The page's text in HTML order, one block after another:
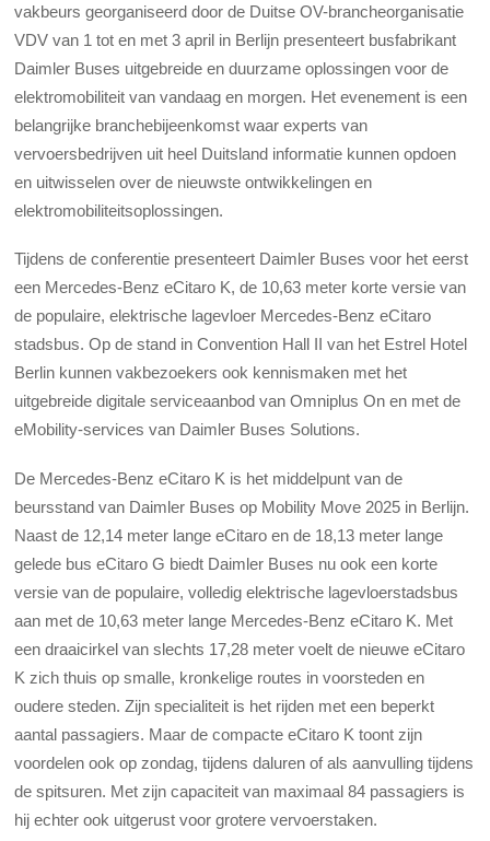
vakbeurs georganiseerd door de Duitse OV-brancheorganisatie
VDV van 1 tot en met 3 april in Berlijn presenteert busfabrikant
Daimler Buses uitgebreide en duurzame oplossingen voor de
elektromobiliteit van vandaag en morgen. Het evenement is een
belangrijke branchebijeenkomst waar experts van
vervoersbedrijven uit heel Duitsland informatie kunnen opdoen
en uitwisselen over de nieuwste ontwikkelingen en
elektromobiliteitsoplossingen.
Tijdens de conferentie presenteert Daimler Buses voor het eerst
een Mercedes-Benz eCitaro K, de 10,63 meter korte versie van
de populaire, elektrische lagevloer Mercedes-Benz eCitaro
stadsbus. Op de stand in Convention Hall II van het Estrel Hotel
Berlin kunnen vakbezoekers ook kennismaken met het
uitgebreide digitale serviceaanbod van Omniplus On en met de
eMobility-services van Daimler Buses Solutions.
De Mercedes-Benz eCitaro K is het middelpunt van de
beursstand van Daimler Buses op Mobility Move 2025 in Berlijn.
Naast de 12,14 meter lange eCitaro en de 18,13 meter lange
gelede bus eCitaro G biedt Daimler Buses nu ook een korte
versie van de populaire, volledig elektrische lagevloerstadsbus
aan met de 10,63 meter lange Mercedes-Benz eCitaro K. Met
een draaicirkel van slechts 17,28 meter voelt de nieuwe eCitaro
K zich thuis op smalle, kronkelige routes in voorsteden en
oudere steden. Zijn specialiteit is het rijden met een beperkt
aantal passagiers. Maar de compacte eCitaro K toont zijn
voordelen ook op zondag, tijdens daluren of als aanvulling tijdens
de spitsuren. Met zijn capaciteit van maximaal 84 passagiers is
hij echter ook uitgerust voor grotere vervoerstaken.